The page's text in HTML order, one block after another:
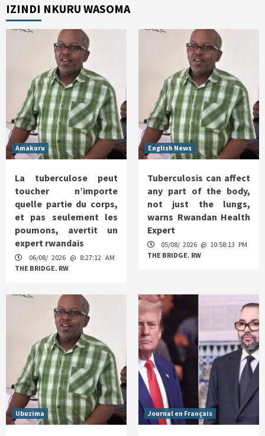
IZINDI NKURU WASOMA
Amakuru
La tuberculose peut
toucher n’importe
quelle partie du corps,
et pas seulement les
poumons, avertit un
expert rwandais
06/08/ 2026 @ 8:27:12 AM
THE BRIDGE. RW
English News
Tuberculosis can affect
any part of the body,
not just the lungs,
warns Rwandan Health
Expert
05/08/ 2026 @ 10:58:13 PM
THE BRIDGE. RW
Ubuzima Journal en Français